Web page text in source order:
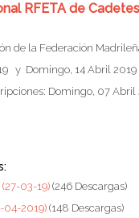
RFETA de
de la Federación
y Domingo, 14 Abril 2019
Domingo, 07
03-19) (246 Descargas)
04-2019)(148 Descargas)